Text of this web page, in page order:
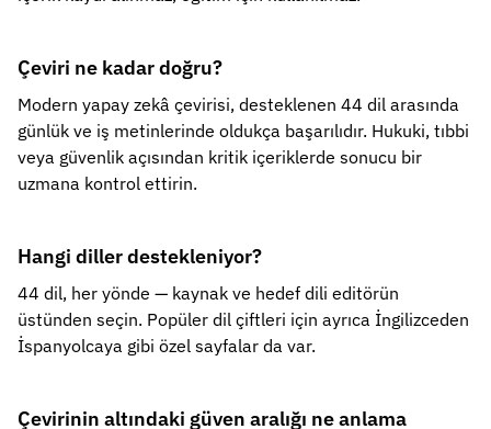
Çeviri ne kadar doğru?
Modern yapay zekâ çevirisi, desteklenen 44 dil arasında
günlük ve iş metinlerinde oldukça başarılıdır. Hukuki, tıbbi
veya güvenlik açısından kritik içeriklerde sonucu bir
uzmana kontrol ettirin.
Hangi diller destekleniyor?
44 dil, her yönde — kaynak ve hedef dili editörün
üstünden seçin. Popüler dil çiftleri için ayrıca İngilizceden
İspanyolcaya gibi özel sayfalar da var.
Çevirinin altındaki güven aralığı ne anlama